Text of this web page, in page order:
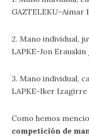
GAZTELEKU-Aimar
2. Mano individual,
LAPKE-Jon
3. Mano individual,
LAPKE-Iker
Como hemos
competición de